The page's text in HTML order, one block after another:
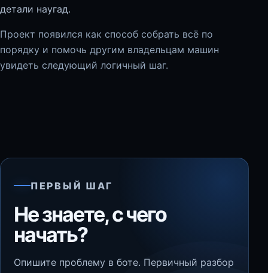
детали наугад.
Проект появился как способ собрать всё по
порядку и помочь другим владельцам машин
увидеть следующий логичный шаг.
ПЕРВЫЙ ШАГ
Не знаете, с чего
начать?
Опишите проблему в боте. Первичный разбор